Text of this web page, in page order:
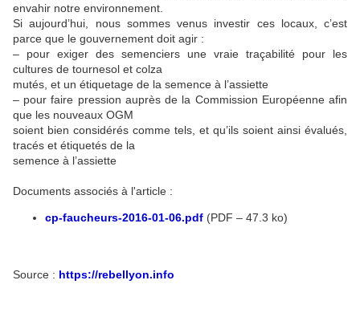
envahir notre environnement.
Si aujourd’hui, nous sommes venus investir ces locaux, c’est
parce que le gouvernement doit agir :
– pour exiger des semenciers une vraie traçabilité pour les
cultures de tournesol et colza
mutés, et un étiquetage de la semence à l’assiette
– pour faire pression auprès de la Commission Européenne afin
que les nouveaux OGM
soient bien considérés comme tels, et qu’ils soient ainsi évalués,
tracés et étiquetés de la
semence à l’assiette
Documents associés à l'article :
cp-faucheurs-2016-01-06.pdf (PDF – 47.3 ko)
Source : https://rebellyon.info